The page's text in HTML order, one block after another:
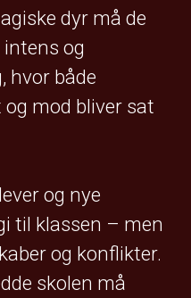
dyr må de
og
hvor både
mod bliver sat
og nye
til klassen – men
og konflikter.
skolen må